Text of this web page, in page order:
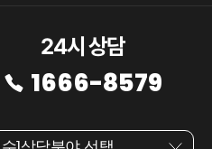
24시 상담
1666-8579